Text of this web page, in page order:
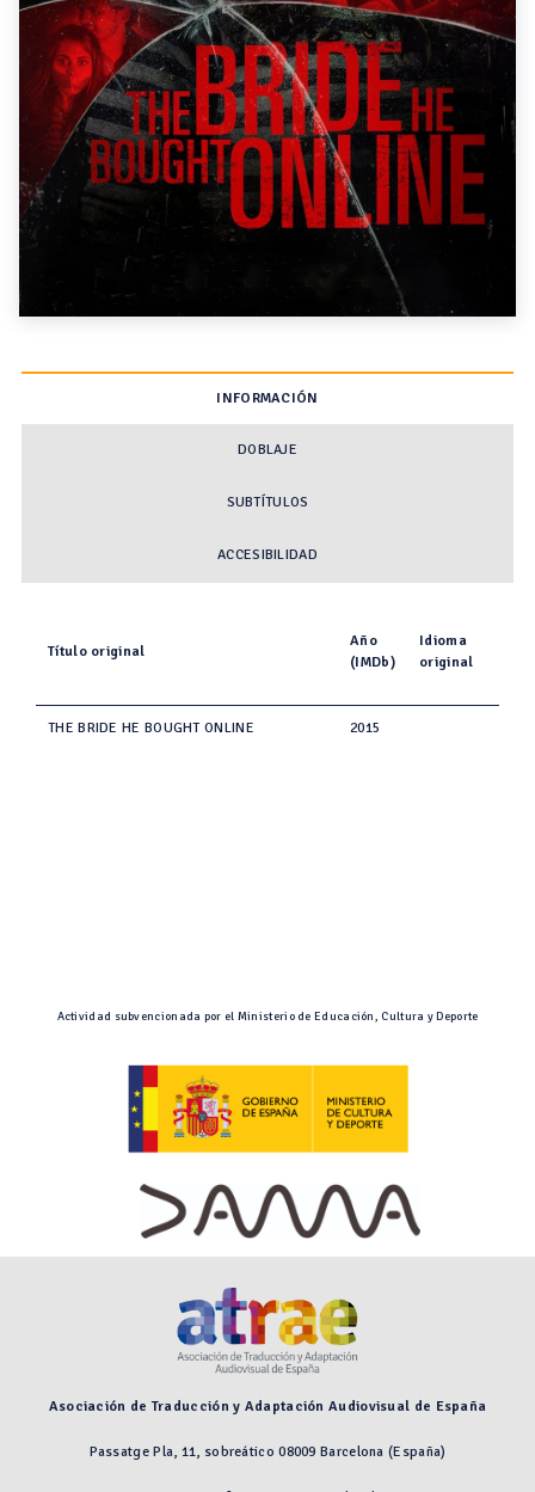
INFORMACIÓN
DOBLAJE
SUBTÍTULOS
ACCESIBILIDAD
Título original
Año
(IMDb)
Idioma
original
THE BRIDE HE BOUGHT ONLINE 2015
Actividad subvencionada por el Ministerio de Educación, Cultura y Deporte
Asociación de Traducción y Adaptación Audiovisual de España
Passatge Pla, 11, sobreático 08009 Barcelona (España)